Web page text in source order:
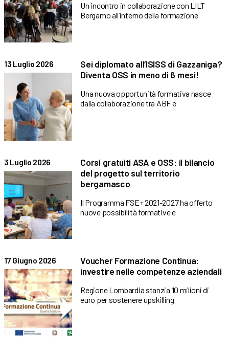
Un incontro in collaborazione con LILT
Bergamo all’interno della formazione
13 Luglio 2026
Sei diplomato all’ISISS di Gazzaniga?
Diventa OSS in meno di 6 mesi!
Una nuova opportunità formativa nasce
dalla collaborazione tra ABF e
3 Luglio 2026
Corsi gratuiti ASA e OSS: il bilancio
del progetto sul territorio
bergamasco
Il Programma FSE+ 2021-2027 ha offerto
nuove possibilità formative e
17 Giugno 2026
Voucher Formazione Continua:
investire nelle competenze aziendali
Regione Lombardia stanzia 10 milioni di
euro per sostenere upskilling